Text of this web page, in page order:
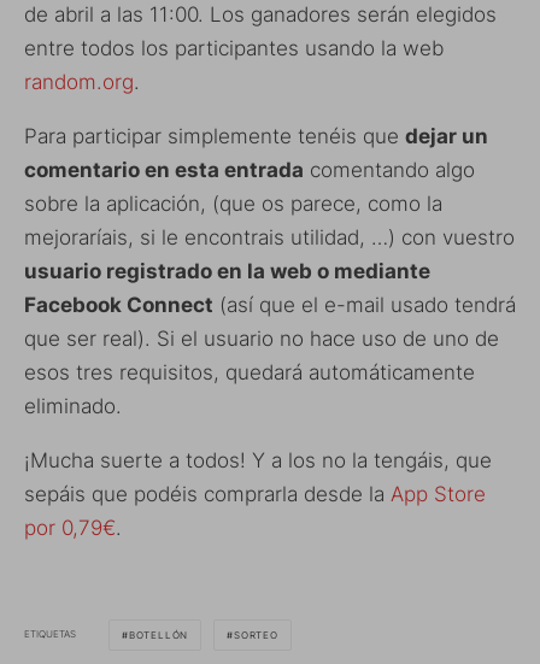
de abril a las 11:00. Los ganadores serán elegidos
entre todos los participantes usando la web
random.org.
Para participar simplemente tenéis que dejar un
comentario en esta entrada comentando algo
sobre la aplicación, (que os parece, como la
mejoraríais, si le encontrais utilidad, …) con vuestro
usuario registrado en la web o mediante
Facebook Connect (así que el e-mail usado tendrá
que ser real). Si el usuario no hace uso de uno de
esos tres requisitos, quedará automáticamente
eliminado.
¡Mucha suerte a todos! Y a los no la tengáis, que
sepáis que podéis comprarla desde la App Store
por 0,79€.
ETIQUETAS BOTELLÓN SORTEO